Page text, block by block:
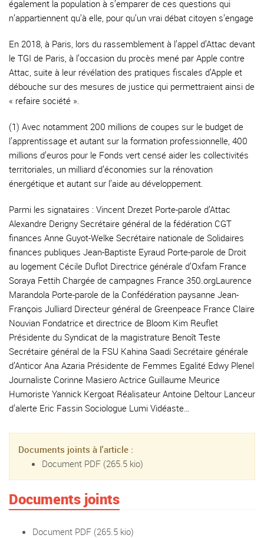
également la population à s’emparer de ces questions qui
n’appartiennent qu’à elle, pour qu’un vrai débat citoyen s’engage
En 2018, à Paris, lors du rassemblement à l’appel d’Attac devant
le TGI de Paris, à l’occasion du procès mené par Apple contre
Attac, suite à leur révélation des pratiques fiscales d’Apple et
débouche sur des mesures de justice qui permettraient ainsi de
« refaire société ».
(1) Avec notamment 200 millions de coupes sur le budget de
l’apprentissage et autant sur la formation professionnelle, 400
millions d’euros pour le Fonds vert censé aider les collectivités
territoriales, un milliard d’économies sur la rénovation
énergétique et autant sur l’aide au développement.
Parmi les signataires : Vincent Drezet Porte-parole d’Attac
Alexandre Derigny Secrétaire général de la fédération CGT
finances Anne Guyot-Welke Secrétaire nationale de Solidaires
finances publiques Jean-Baptiste Eyraud Porte-parole de Droit
au logement Cécile Duflot Directrice générale d’Oxfam France
Soraya Fettih Chargée de campagnes France 350.orgLaurence
Marandola Porte-parole de la Confédération paysanne Jean-
François Julliard Directeur général de Greenpeace France Claire
Nouvian Fondatrice et directrice de Bloom Kim Reuflet
Présidente du Syndicat de la magistrature Benoît Teste
Secrétaire général de la FSU Kahina Saadi Secrétaire générale
d’Anticor Ana Azaria Présidente de Femmes Egalité Edwy Plenel
Journaliste Corinne Masiero Actrice Guillaume Meurice
Humoriste Yannick Kergoat Réalisateur Antoine Deltour Lanceur
d’alerte Eric Fassin Sociologue Lumi Vidéaste…
Documents joints à l'article :
Document PDF (265.5 kio)
Documents joints
Document PDF (265.5 kio)